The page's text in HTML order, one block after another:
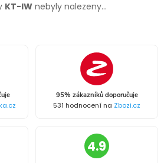
KT-IW nebyly nalezeny...
95% zákazníků doporučuje
531 hodnocení na Zbozi.cz
4.9